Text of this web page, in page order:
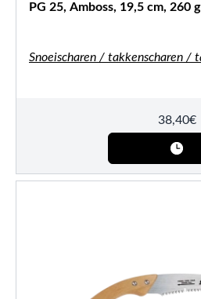
PG 25, Amboss, 19,5 cm, 260 g
38,40€